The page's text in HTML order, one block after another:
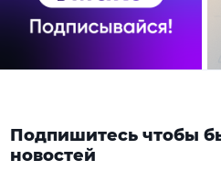
Подпишитесь чтобы
новостей